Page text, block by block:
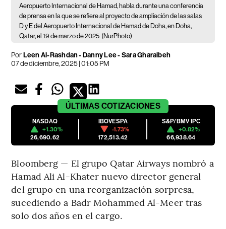
Aeropuerto Internacional de Hamad, habla durante una conferencia
de prensa en la que se refiere al proyecto de ampliación de las salas
D y E del Aeropuerto Internacional de Hamad de Doha, en Doha,
Qatar, el 19 de marzo de 2025 (NurPhoto)
PorLeen Al-Rashdan - Danny Lee - Sara Gharaibeh
07 de diciembre, 2025 | 01:05 PM
ÚLTIMAS COTIZACIONES
NASDAQ
+1.30%
26,690.62
IBOVESPA
-1.73%
172,513.42
S&P/BMV IPC
+0.82%
66,938.64
Bloomberg — El grupo Qatar Airways nombró a
Hamad Ali Al-Khater nuevo director general
del grupo en una reorganización sorpresa,
sucediendo a Badr Mohammed Al-Meer tras
solo dos años en el cargo.